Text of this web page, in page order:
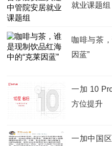
就业课题组
咖啡与茶
因蓝”
一加 10
方位提升
一加中国